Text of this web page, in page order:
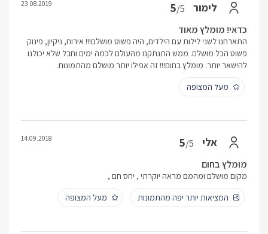
לימור 5/5
23.08.2019
כדאי! מומלץ מאוד
התארחנו לשני לילות עם הילדים, היה פשוט מושלם!!! אירוח, ניקיון, פינוק
פשוט הכל מושלם. ממש התנתקנו מהעולם לכמה ימים וחבל שלא יכולנו
להישאר יותר. מומלץ בחום!!! זה אפילו יותר מושלם מהתמונות.
מעל המצופה
אלי 5/5
14.09.2018
מומלץ בחום
מקום מושלם ומהמם מראה יוקרתי , יחס חם ,
המציאות יותר יפה מהתמונות
מעל המצופה